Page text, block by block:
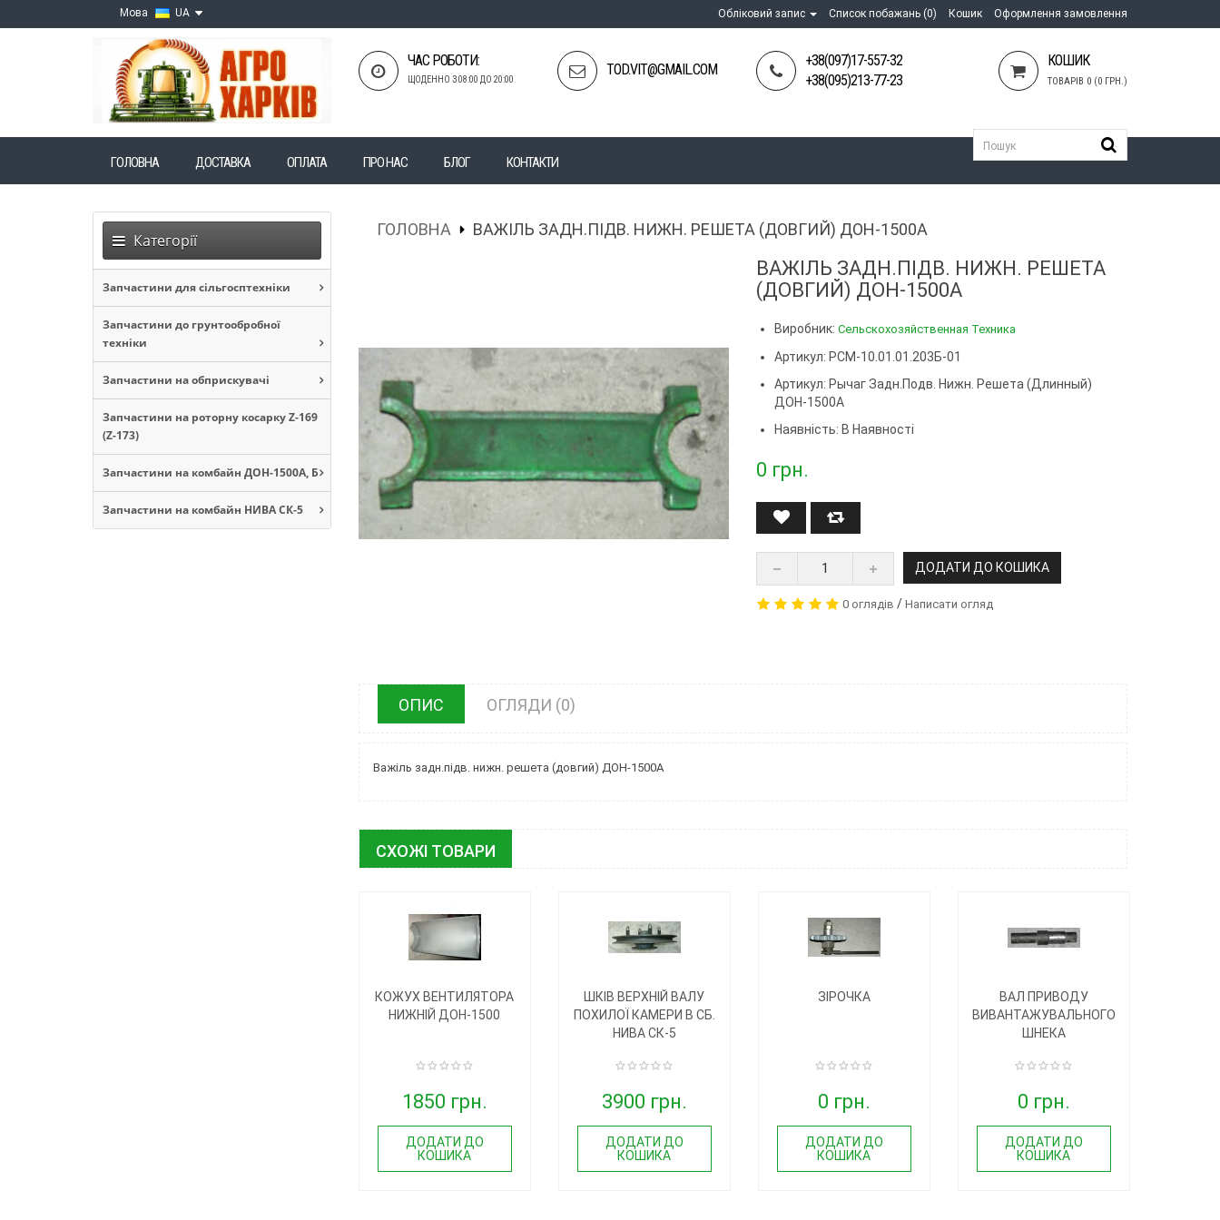
Мова UA Обліковий запис Список побажань (0) Кошик Оформлення замовлення
ЧАС РОБОТИ:
ЩОДЕННО З 08:00 ДО 20:00
TOD.VIT@GMAIL.COM
+38(097)17-557-32
+38(095)213-77-23
КОШИК
ТОВАРІВ 0 (0 ГРН.)
ГОЛОВНА ДОСТАВКА ОПЛАТА ПРО НАС БЛОГ КОНТАКТИ
Категорії
Запчастини для сільгосптехніки
Запчастини до грунтообробної
техніки
Запчастини на обприскувачі
Запчастини на роторну косарку Z-169
(Z-173)
Запчастини на комбайн ДОН-1500А, Б
Запчастини на комбайн НИВА СК-5
ГОЛОВНА ВАЖІЛЬ ЗАДН.ПІДВ. НИЖН. РЕШЕТА (ДОВГИЙ) ДОН-1500А
ВАЖІЛЬ ЗАДН.ПІДВ. НИЖН. РЕШЕТА
(ДОВГИЙ) ДОН-1500А
Виробник:Сельскохозяйственная Техника
Артикул: РСМ-10.01.01.203Б-01
Артикул: Рычаг Задн.подв. Нижн. Решета (длинный)
ДОН-1500А
Наявність: В Наявності
0 грн.
ДОДАТИ ДО КОШИКА
0 оглядів /Написати огляд
ОПИС ОГЛЯДИ (0)
Важіль задн.підв. нижн. решета (довгий) ДОН-1500А
СХОЖІ ТОВАРИ
КОЖУХ ВЕНТИЛЯТОРА
НИЖНІЙ ДОН-1500
1850 грн.
ДОДАТИ ДО
КОШИКА
ШКІВ ВЕРХНІЙ ВАЛУ
ПОХИЛОЇ КАМЕРИ В СБ.
НИВА СК-5
3900 грн.
ДОДАТИ ДО
КОШИКА
ЗІРОЧКА
0 грн.
ДОДАТИ ДО
КОШИКА
ВАЛ ПРИВОДУ
ВИВАНТАЖУВАЛЬНОГО
ШНЕКА
0 грн.
ДОДАТИ ДО
КОШИКА